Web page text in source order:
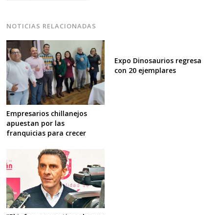
NOTICIAS RELACIONADAS
Empresarios chillanejos
apuestan por las
franquicias para crecer
Expo Dinosaurios regresa
con 20 ejemplares